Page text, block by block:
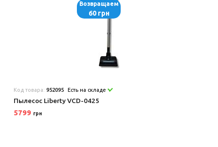
Возвращаем
60 грн
Код товара:952095 Есть на складе
Пылесос Liberty VCD-0425
5799 грн